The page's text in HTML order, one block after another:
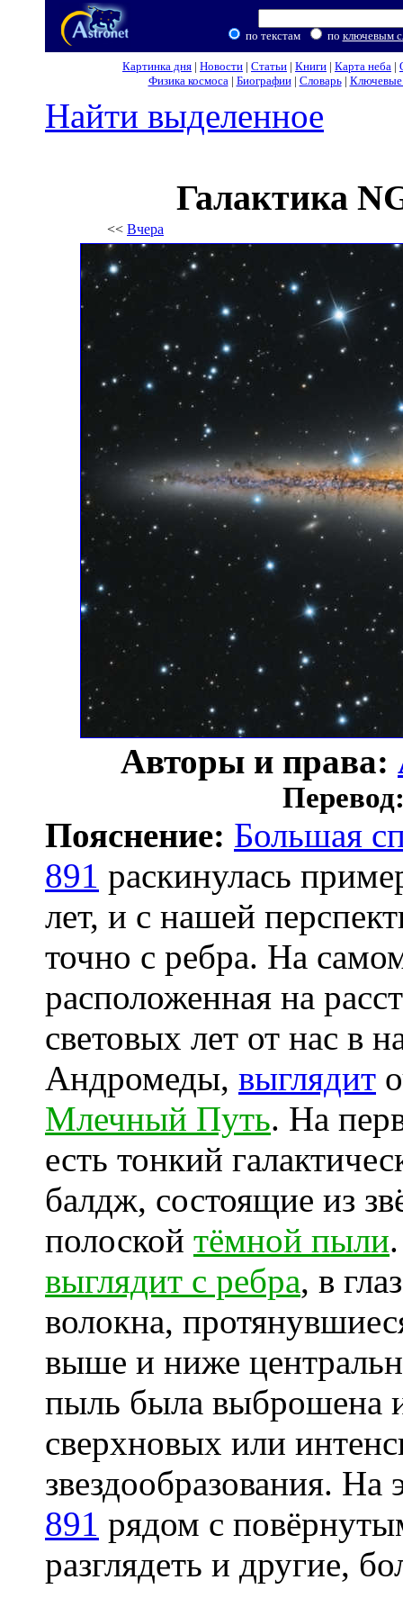
по текстам по ключевым
Картинка дня | Новости | Статьи | Книги | Карта неба |
Физика космоса| Биографии| Словарь| Ключевые
Найти выделенное
Галактика
<< Вчера
Авторы и права:
Пояснение: Большая
891 раскинулась
лет, и с нашей
точно с ребра. На
расположенная на
световых лет от нас в
Андромеды, выглядит
Млечный Путь. На
есть тонкий
балдж, состоящие из
полоской тёмной пыли
выглядит с ребра, в
волокна,
выше и ниже
пыль была выброшена
сверхновых или
звездообразования.
891 рядом с
разглядеть и другие,